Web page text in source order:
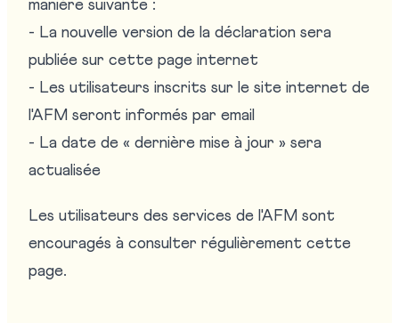
manière suivante :
- La nouvelle version de la déclaration sera
publiée sur cette page internet
- Les utilisateurs inscrits sur le site internet de
l'AFM seront informés par email
- La date de « dernière mise à jour » sera
actualisée
Les utilisateurs des services de l'AFM sont
encouragés à consulter régulièrement cette
page.